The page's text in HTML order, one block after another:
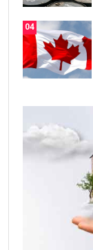
04